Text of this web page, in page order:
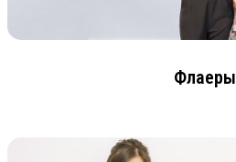
Флаеры